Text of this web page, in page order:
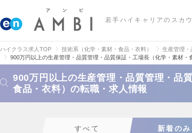
若手ハイキャリアのスカ
ハイクラス求人TOP 技術系（化学・素材・食品・衣料）
生産管理・
900万円以上の生産管理・品質管理・品質保証・工場長（化学・素材・
900万円以上の生産管理・品質管理・品
食品・衣料）の転職・求人情報
すべて 新着のみ